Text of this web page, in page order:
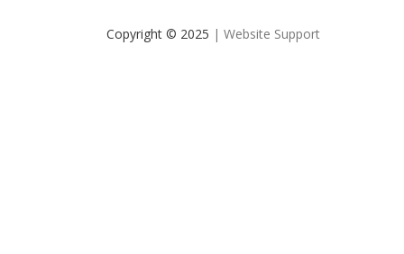
Copyright © 2025 | Website Support